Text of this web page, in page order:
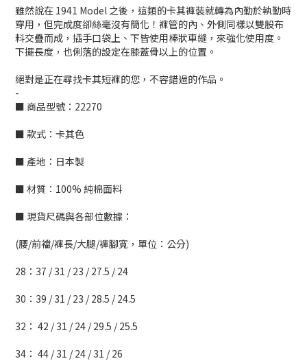
雖然說在 1941 Model 之後，這類的卡其褲裝就轉為內勤於執勤時
穿用，但完成度卻絲毫沒有簡化！褲管的內、外側同樣以雙股布
料交疊而成，插手口袋上、下皆使用棒狀車縫，來強化使用度。
下擺長度，也俐落的設定在膝蓋骨以上的位置。
絕對是正在尋找卡其短褲的您，不容錯過的作品。
-
■ 商品型號：22270
■ 款式：卡其色
■ 產地：日本製
■ 材質：100% 純棉面料
■ 現貨尺碼與各部位數據：
(腰/前襠/褲長/大腿/褲腳寬，單位：公分)
28：37 / 31 / 23 / 27.5 / 24
30：39 / 31 / 23 / 28.5 / 24.5
32： 42 / 31 / 24 / 29.5 / 25.5
34： 44 / 31 / 24 / 31 / 26